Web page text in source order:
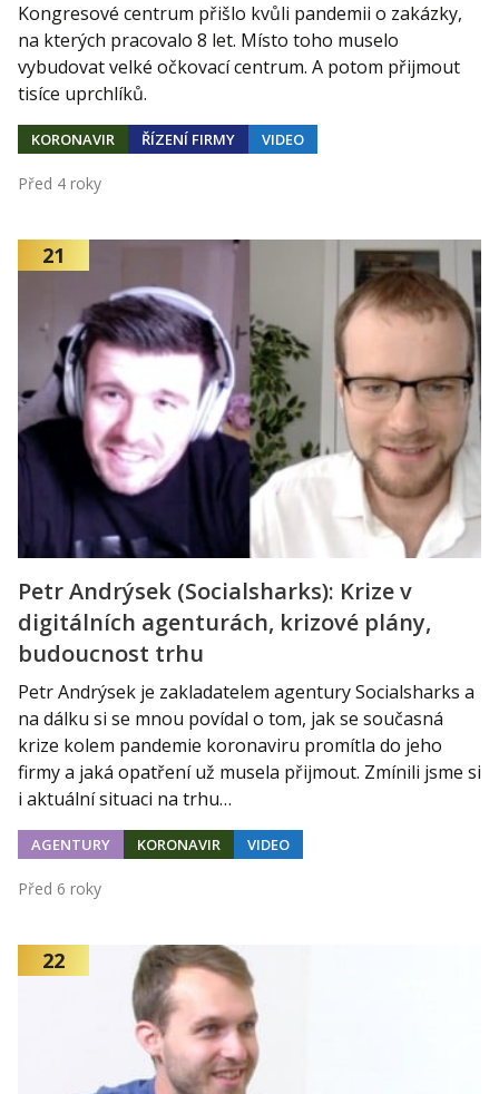
Kongresové centrum přišlo kvůli pandemii o zakázky,
na kterých pracovalo 8 let. Místo toho muselo
vybudovat velké očkovací centrum. A potom přijmout
tisíce uprchlíků.
KORONAVIR ŘÍZENÍ FIRMY VIDEO
Před 4 roky
21
Petr Andrýsek (Socialsharks): Krize v
digitálních agenturách, krizové plány,
budoucnost trhu
Petr Andrýsek je zakladatelem agentury Socialsharks a
na dálku si se mnou povídal o tom, jak se současná
krize kolem pandemie koronaviru promítla do jeho
firmy a jaká opatření už musela přijmout. Zmínili jsme si
i aktuální situaci na trhu…
AGENTURY KORONAVIR VIDEO
Před 6 roky
22